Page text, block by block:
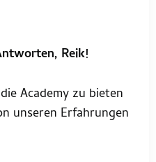
Reik!
Academy zu bieten
unseren Erfahrungen